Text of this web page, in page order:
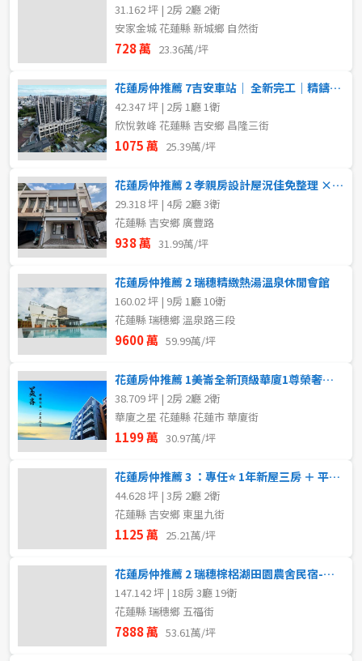
31.162 坪 | 2房 2廳 2衛
安家金城 花蓮縣 新城鄉 自然街
728 萬 23.36萬/坪
花蓮房仲推薦 7吉安車站｜ 全新完工｜精鑄砌質｜二房平車
42.347 坪 | 2房 1廳 1衛
欣悅敦峰 花蓮縣 吉安鄉 昌隆三街
1075 萬 25.39萬/坪
花蓮房仲推薦 2 孝親房設計屋況佳免整理 × 離塵不離城的恬靜生活
29.318 坪 | 4房 2廳 3衛
花蓮縣 吉安鄉 廣豐路
938 萬 31.99萬/坪
花蓮房仲推薦 2 瑞穗精緻熱湯溫泉休閒會館
160.02 坪 | 9房 1廳 10衛
花蓮縣 瑞穗鄉 溫泉路三段
9600 萬 59.99萬/坪
花蓮房仲推薦 1美崙全新頂級華廈1尊榮奢華極致享受1品味非凡
38.709 坪 | 2房 2廳 2衛
華廈之星 花蓮縣 花蓮市 華廈街
1199 萬 30.97萬/坪
花蓮房仲推薦 3 ：專任⭐ 1年新屋三房 ＋ 平面車位｜單坪只要25.
44.628 坪 | 3房 2廳 2衛
花蓮縣 吉安鄉 東里九街
1125 萬 25.21萬/坪
花蓮房仲推薦 2 瑞穗棕梠湖田園農舍民宿-優質好案推薦
147.142 坪 | 18房 3廳 19衛
花蓮縣 瑞穗鄉 五福街
7888 萬 53.61萬/坪